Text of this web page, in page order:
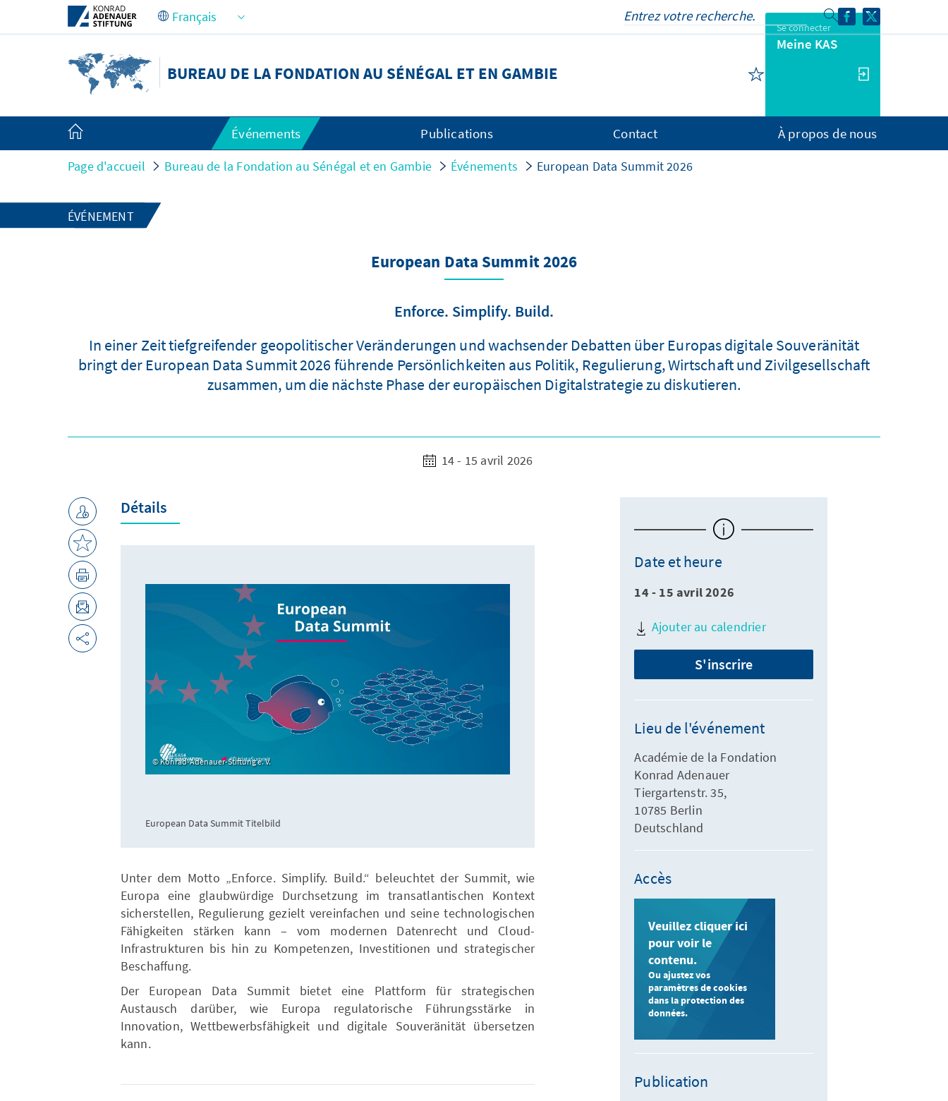
Saut au contenu principal
BUREAU DE LA FONDATION AU SÉNÉGAL ET EN GAMBIE
Se connecter
Meine KAS
Événements Publications Contact À propos de nous
Page d'accueil Bureau de la Fondation au Sénégal et en Gambie Événements European Data Summit 2026
ÉVÉNEMENT
European Data Summit 2026
Enforce. Simplify. Build.
In einer Zeit tiefgreifender geopolitischer Veränderungen und wachsender Debatten über Europas digitale Souveränität
bringt der European Data Summit 2026 führende Persönlichkeiten aus Politik, Regulierung, Wirtschaft und Zivilgesellschaft
zusammen, um die nächste Phase der europäischen Digitalstrategie zu diskutieren.
14 - 15 avril 2026
Détails
Konrad-Adenauer-Stiftung e. V.
European Data Summit Titelbild
Unter dem Motto „Enforce. Simplify. Build.“ beleuchtet der Summit, wie
Europa eine glaubwürdige Durchsetzung im transatlantischen Kontext
sicherstellen, Regulierung gezielt vereinfachen und seine technologischen
Fähigkeiten stärken kann – vom modernen Datenrecht und Cloud-
Infrastrukturen bis hin zu Kompetenzen, Investitionen und strategischer
Beschaffung.
Der European Data Summit bietet eine Plattform für strategischen
Austausch darüber, wie Europa regulatorische Führungsstärke in
Innovation, Wettbewerbsfähigkeit und digitale Souveränität übersetzen
kann.
Date et heure
14 - 15 avril 2026
Ajouter au calendrier
S'inscrire
Lieu de l'événement
Académie de la Fondation
Konrad Adenauer
Tiergartenstr. 35,
10785 Berlin
Deutschland
Accès
Veuillez cliquer ici
pour voir le
contenu.
Ou ajustez vos
paramètres de cookies
dans la protection des
données.
Publication